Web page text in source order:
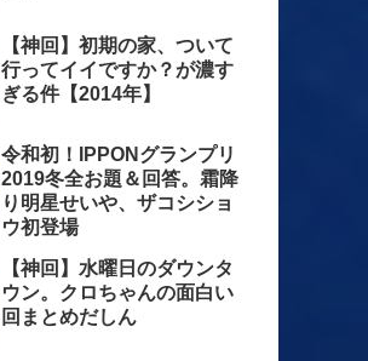
【神回】初期の家、ついて
行ってイイですか？が濃す
ぎる件【2014年】
令和初！IPPONグランプリ
2019冬全お題＆回答。霜降
り明星せいや、ザコシショ
ウ初登場
【神回】水曜日のダウンタ
ウン。クロちゃんの面白い
回まとめだしん